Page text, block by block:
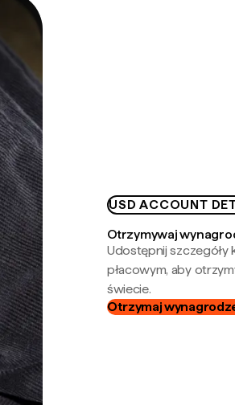
USD ACCOUNT
Otrzymywaj
Udostępnij szczegóły
płacowym, aby
świecie.
Otrzymaj